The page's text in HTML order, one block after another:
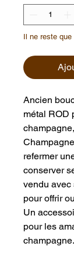
Il ne reste
Ancien
métal ROD
refermer
conserver
vendu avec
pour offrir
Un
pour les
champagne.